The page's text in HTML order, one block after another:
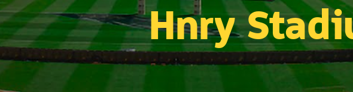
Hnry